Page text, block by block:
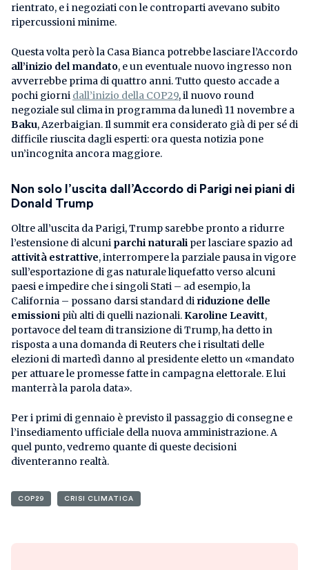
rientrato, e i negoziati con le controparti avevano subito
ripercussioni minime.
Questa volta però la Casa Bianca potrebbe lasciare l’Accordo
all’inizio del mandato, e un eventuale nuovo ingresso non
avverrebbe prima di quattro anni. Tutto questo accade a
pochi giorni dall’inizio della COP29, il nuovo round
negoziale sul clima in programma da lunedì 11 novembre a
Baku, Azerbaigian. Il summit era considerato già di per sé di
difficile riuscita dagli esperti: ora questa notizia pone
un’incognita ancora maggiore.
Non solo l’uscita dall’Accordo di Parigi nei piani di
Donald Trump
Oltre all’uscita da Parigi, Trump sarebbe pronto a ridurre
l’estensione di alcuni parchi naturali per lasciare spazio ad
attività estrattive, interrompere la parziale pausa in vigore
sull’esportazione di gas naturale liquefatto verso alcuni
paesi e impedire che i singoli Stati – ad esempio, la
California – possano darsi standard di riduzione delle
emissioni più alti di quelli nazionali.Karoline Leavitt,
portavoce del team di transizione di Trump, ha detto in
risposta a una domanda di Reuters che i risultati delle
elezioni di martedì danno al presidente eletto un «mandato
per attuare le promesse fatte in campagna elettorale. E lui
manterrà la parola data».
Per i primi di gennaio è previsto il passaggio di consegne e
l’insediamento ufficiale della nuova amministrazione. A
quel punto, vedremo quante di queste decisioni
diventeranno realtà.
COP29 CRISI CLIMATICA